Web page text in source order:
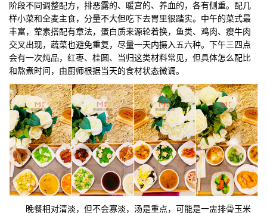
合
阶段不同调整配方，排恶露的、暖宫的、养血的，各有侧重。配几
样小菜和全麦主食，分量不大但吃下去胃里很踏实。中午的菜式最
丰富，荤素搭配有章法，蛋白质来源轮着换，鱼类、鸡肉、瘦牛肉
交叉出现，蔬菜也避免重复，尽量一天内摄入五六种。下午三四点
会有一次炖品，红枣、桂圆、当归这类材料常见，但具体怎么配比
和熬煮时间，由厨师根据当天的食材状态微调。
晚餐相对清淡，但不会寡淡，汤是重点，可能是一盅排骨玉米